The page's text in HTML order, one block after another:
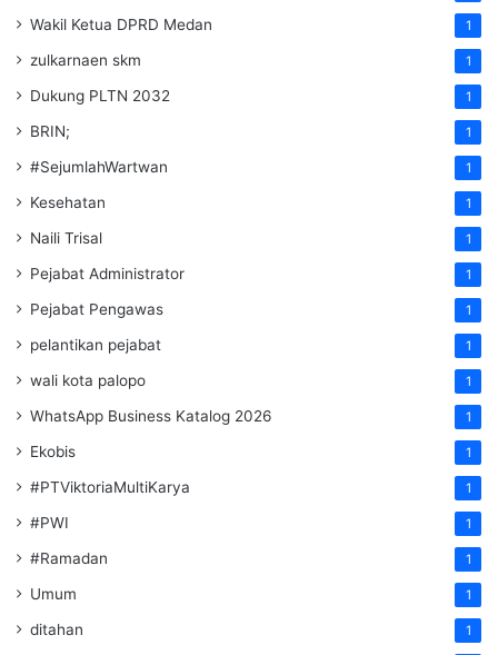
Wakil Ketua DPRD Medan 1
zulkarnaen skm 1
Dukung PLTN 2032 1
BRIN; 1
#SejumlahWartwan 1
Kesehatan 1
Naili Trisal 1
Pejabat Administrator 1
Pejabat Pengawas 1
pelantikan pejabat 1
wali kota palopo 1
WhatsApp Business Katalog 2026 1
Ekobis 1
#PTViktoriaMultiKarya 1
#PWI 1
#Ramadan 1
Umum 1
ditahan 1